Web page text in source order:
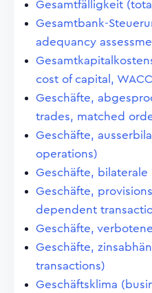
Gesamtfälligkeit
Gesamtbank-
adequancy
cost of capital,
Geschäfte,
trades, matched
Geschäfte,
operations)
Geschäfte,
Geschäfte,
dependent
Geschäfte,
Geschäfte,
transactions)
Geschäftsklima